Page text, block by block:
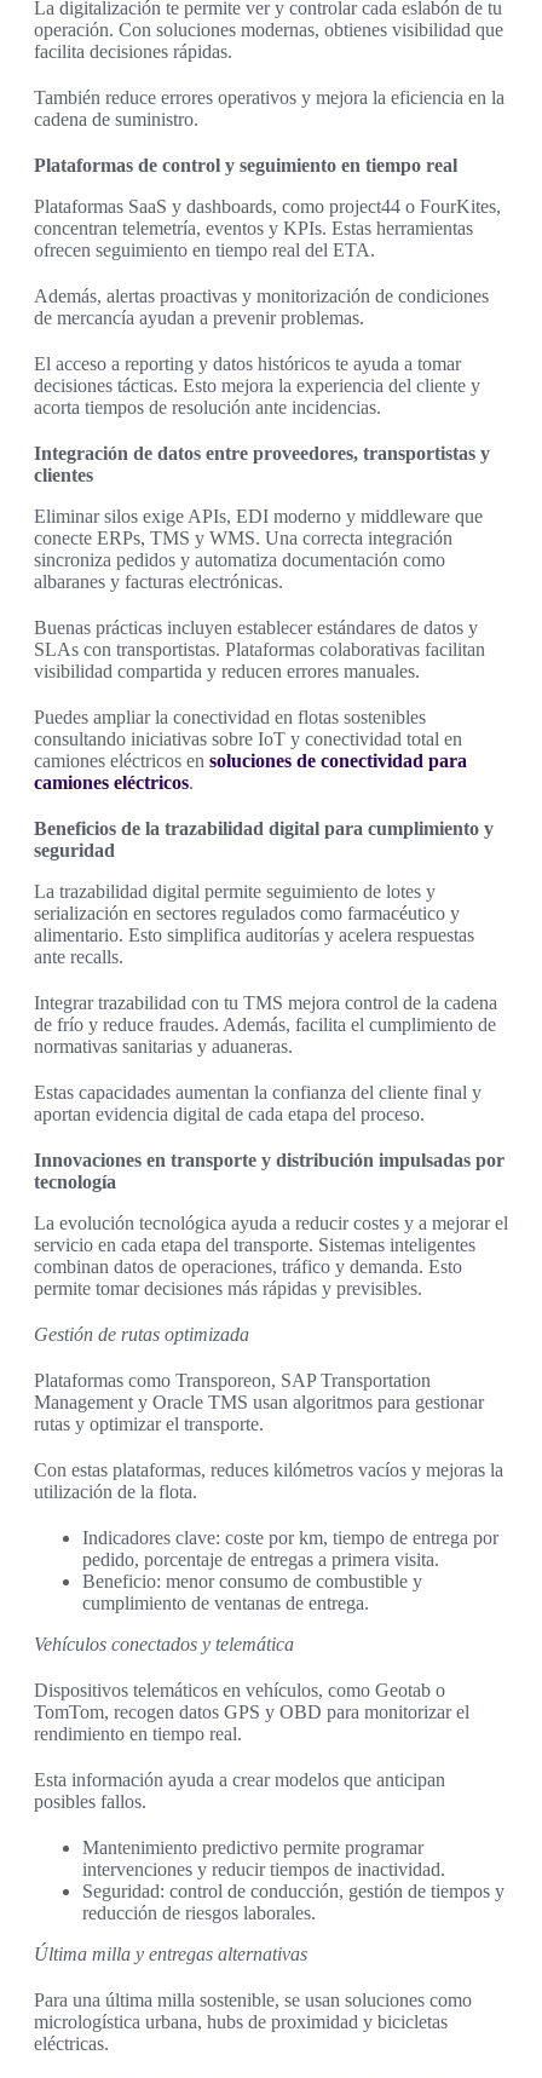
La digitalización te permite ver y controlar cada eslabón de tu
operación. Con soluciones modernas, obtienes visibilidad que
facilita decisiones rápidas.
También reduce errores operativos y mejora la eficiencia en la
cadena de suministro.
Plataformas de control y seguimiento en tiempo real
Plataformas SaaS y dashboards, como project44 o FourKites,
concentran telemetría, eventos y KPIs. Estas herramientas
ofrecen seguimiento en tiempo real del ETA.
Además, alertas proactivas y monitorización de condiciones
de mercancía ayudan a prevenir problemas.
El acceso a reporting y datos históricos te ayuda a tomar
decisiones tácticas. Esto mejora la experiencia del cliente y
acorta tiempos de resolución ante incidencias.
Integración de datos entre proveedores, transportistas y
clientes
Eliminar silos exige APIs, EDI moderno y middleware que
conecte ERPs, TMS y WMS. Una correcta integración
sincroniza pedidos y automatiza documentación como
albaranes y facturas electrónicas.
Buenas prácticas incluyen establecer estándares de datos y
SLAs con transportistas. Plataformas colaborativas facilitan
visibilidad compartida y reducen errores manuales.
Puedes ampliar la conectividad en flotas sostenibles
consultando iniciativas sobre IoT y conectividad total en
camiones eléctricos en soluciones de conectividad para
camiones eléctricos.
Beneficios de la trazabilidad digital para cumplimiento y
seguridad
La trazabilidad digital permite seguimiento de lotes y
serialización en sectores regulados como farmacéutico y
alimentario. Esto simplifica auditorías y acelera respuestas
ante recalls.
Integrar trazabilidad con tu TMS mejora control de la cadena
de frío y reduce fraudes. Además, facilita el cumplimiento de
normativas sanitarias y aduaneras.
Estas capacidades aumentan la confianza del cliente final y
aportan evidencia digital de cada etapa del proceso.
Innovaciones en transporte y distribución impulsadas por
tecnología
La evolución tecnológica ayuda a reducir costes y a mejorar el
servicio en cada etapa del transporte. Sistemas inteligentes
combinan datos de operaciones, tráfico y demanda. Esto
permite tomar decisiones más rápidas y previsibles.
Gestión de rutas optimizada
Plataformas como Transporeon, SAP Transportation
Management y Oracle TMS usan algoritmos para gestionar
rutas y optimizar el transporte.
Con estas plataformas, reduces kilómetros vacíos y mejoras la
utilización de la flota.
Indicadores clave: coste por km, tiempo de entrega por
pedido, porcentaje de entregas a primera visita.
Beneficio: menor consumo de combustible y
cumplimiento de ventanas de entrega.
Vehículos conectados y telemática
Dispositivos telemáticos en vehículos, como Geotab o
TomTom, recogen datos GPS y OBD para monitorizar el
rendimiento en tiempo real.
Esta información ayuda a crear modelos que anticipan
posibles fallos.
Mantenimiento predictivo permite programar
intervenciones y reducir tiempos de inactividad.
Seguridad: control de conducción, gestión de tiempos y
reducción de riesgos laborales.
Última milla y entregas alternativas
Para una última milla sostenible, se usan soluciones como
micrologística urbana, hubs de proximidad y bicicletas
eléctricas.